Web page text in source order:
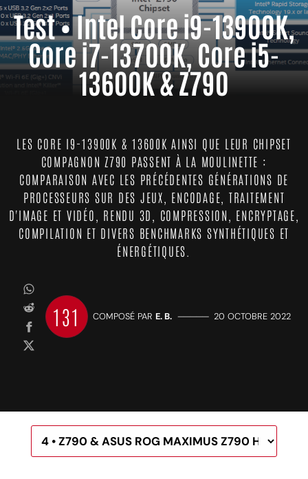
Test • Intel Core i9-13900K,
Core i7-13700K, Core i5-
13600K & Z790
LES CORE I9-13900K & 13600K AINSI QUE LEUR CHIPSET
COMPAGNON Z790 PASSENT À LA MOULINETTE :
COMPARAISON AVEC LES PRÉCÉDENTES GÉNÉRATIONS DE
PROCESSEURS SUR DES JEUX, ENCODAGE, TRAITEMENT
D'IMAGE ET VIDÉO, RENDU 3D, COMPRESSION, ENCRYPTAGE,
COMPILATION ET DIVERS BENCHMARKS SYNTHÉTIQUES ET
ÉNERGÉTIQUES.
131 COMPOSÉ PAR E. B. ————— 20 OCTOBRE 2022